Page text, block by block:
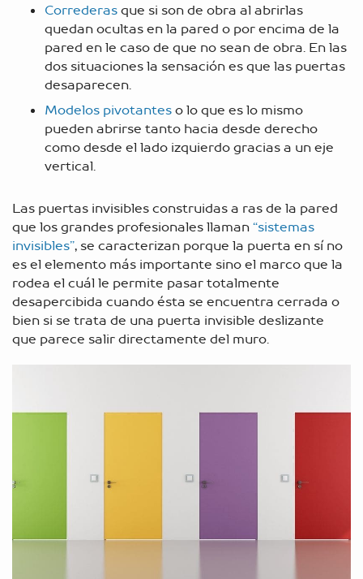
Correderasque si son de obra al abrirlas
quedan ocultas en la pared o por encima de la
pared en le caso de que no sean de obra. En las
dos situaciones la sensación es que las puertas
desaparecen.
Modelos pivotanteso lo que es lo mismo
pueden abrirse tanto hacia desde derecho
como desde el lado izquierdo gracias a un eje
vertical.
Las puertas invisibles construidas a ras de la pared
que los grandes profesionales llaman“sistemas
invisibles”, se caracterizan porque la puerta en sí no
es el elemento más importante sino el marco que la
rodea el cuál le permite pasar totalmente
desapercibida cuando ésta se encuentra cerrada o
bien si se trata de una puerta invisible deslizante
que parece salir directamente del muro.